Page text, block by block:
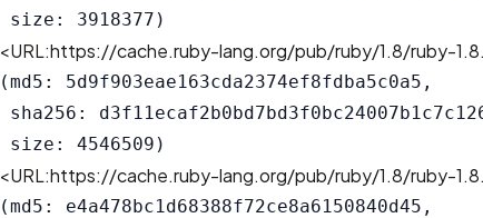
<URL:https://cache.ruby-lang.org/pub/ruby/1.8/ruby-
(md5: 5d9f903eae163cda2374ef8fdba5c0a5,
sha256:
<URL:https://cache.ruby-lang.org/pub/ruby/1.8/ruby-
(md5: e4a478bc1d68388f72ce8a6150840d45,